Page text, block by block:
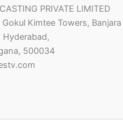
PRIVATE LIMITED
Kimtee Towers, Banjara
Hyderabad,
500034